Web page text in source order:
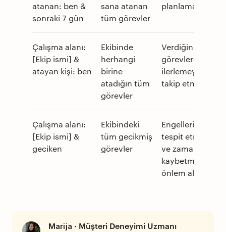
atanan: ben &
sonraki 7 gün
sana atanan
tüm görevler
planlama
Çalışma alanı:
[Ekip ismi] &
atayan kişi: ben
Ekibinde
herhangi
birine
atadığın tüm
görevler
Verdiğin
görevlerdeki
ilerlemeyi
takip etmek
Çalışma alanı:
[Ekip ismi] &
geciken
Ekibindeki
tüm gecikmiş
görevler
Engelleri
tespit etme
ve zaman
kaybetmeden
önlem alma
Marija · Müşteri Deneyimi Uzmanı